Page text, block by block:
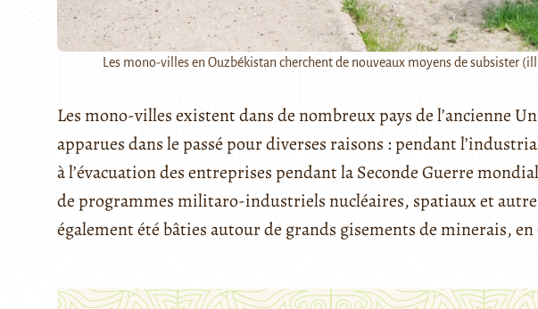
Les mono-villes en Ouzbékistan cherchent de nouveaux moyens de subsister
Les mono-villes existent dans de nombreux pays de l’ancienne
apparues dans le passé pour diverses raisons : pendant
à l’évacuation des entreprises pendant la Seconde Guerre
de programmes militaro-industriels nucléaires, spatiaux et
également été bâties autour de grands gisements de minerais,